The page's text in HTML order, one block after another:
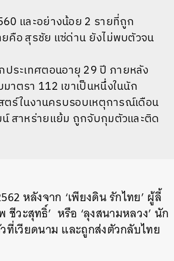
และอย่างน้อย 2 รายที่ถูก
คือ สุรชัย แซ่ด่าน ยังไม่พบตัวจน
ระเทศตอนอายุ 29 ปี ภายหลัง
ตรา 112 เขาเป็นหนึ่งในนัก
ตร์ในงานครบรอบเหตุการณ์เดือน
สาหร่ายแย้ม ถูกจับกุมตัวและติด
หลังจาก ‘เพียงดิน รักไทย’ ผู้ลี้
วะสุทธิ์’ หรือ ‘ลุงสนามหลวง’ นัก
เวียดนาม และถูกส่งตัวกลับไทย